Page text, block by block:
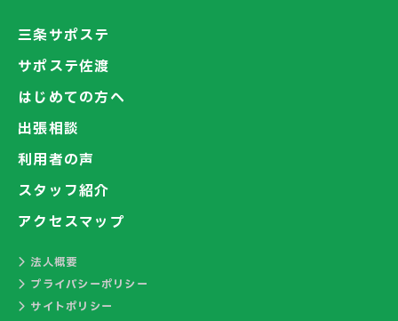
三条サポステ
サポステ佐渡
はじめての方へ
出張相談
利用者の声
スタッフ紹介
アクセスマップ
法人概要
プライバシーポリシー
サイトポリシー